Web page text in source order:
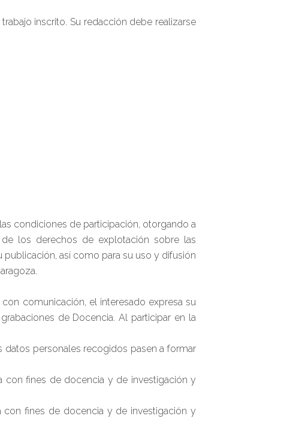
inscrito. Su redacción debe realizarse
condiciones de participación, otorgando a
los derechos de explotación sobre las
así como para su uso y difusión
comunicación, el interesado expresa su
de Docencia. Al participar en la
personales recogidos pasen a formar
con fines de docencia y de investigación y
con fines de docencia y de investigación y